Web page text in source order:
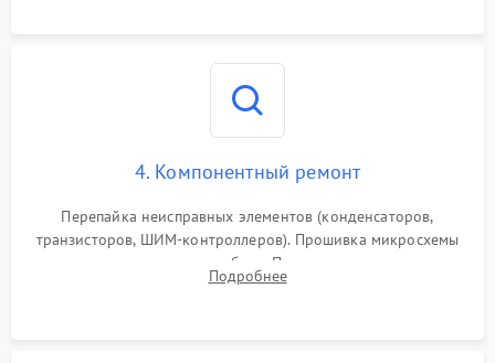
4. Компонентный ремонт
Перепайка неисправных элементов (конденсаторов,
транзисторов, ШИМ-контроллеров). Прошивка микросхемы
памяти при программных сбоях. При поломке подсветки —
разборка матрицы и замена выгоревших светодиодов.
Подробнее